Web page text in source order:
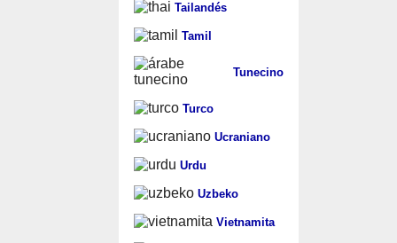
Tailandés
Tamil
Tunecino
Turco
Ucraniano
Urdu
Uzbeko
Vietnamita